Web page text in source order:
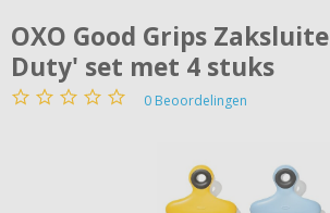
OXO Good Grips
Duty' set met 4 stuks
0 Beoordelingen